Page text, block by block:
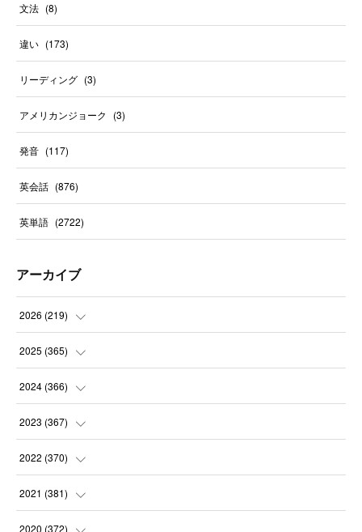
文法 (8)
違い (173)
リーディング (3)
アメリカンジョーク (3)
発音 (117)
英会話 (876)
英単語 (2722)
アーカイブ
2026 (219)
(8)
(31
(30
(31
2025 (365)
(31
(30
(31
(30
2024 (366)
(32
(30
(31
(30
2023 (367)
(31
(31
(31
2022 (370)
(31
(31
2021 (381)
(35
2020 (372)